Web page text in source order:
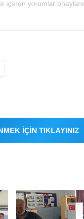
İÇİN TIKLAYINIZ